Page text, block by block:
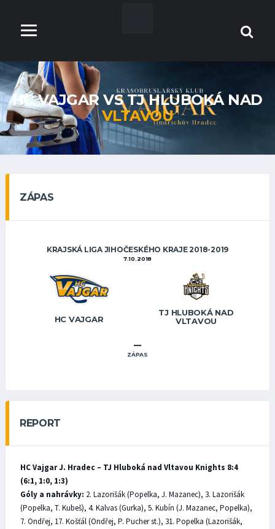
HC VAJGAR VS TJ HLUBOKÁ NAD
VLTAVOU
ZÁPAS
KRAJSKÁ LIGA JIHOČESKÉHO KRAJE 2018-2019
7.10.2018
HC VAJGAR
TJ HLUBOKÁ NAD
VLTAVOU
–
ZÁPAS
REPORT
HC Vajgar J. Hradec – TJ Hluboká nad Vltavou Knights 8:4
(6:1, 1:0, 1:3)
Góly a nahrávky: 2. Lazorišák (Popelka, J. Mazanec), 3. Lazorišák
(Popelka, T. Kubeš), 4. Kalvas (Gurka), 5. Kubín (J. Mazanec, Popelka),
7. Ondřej, 17. Košťál (Ondřej, P. Pucher st.), 31. Popelka (Lazorišák,